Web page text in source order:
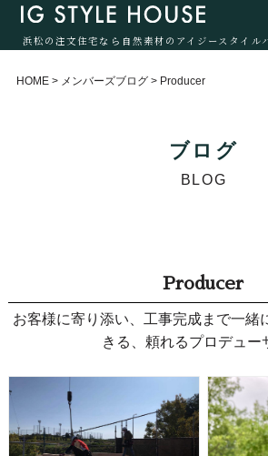
浜松の注文住宅なら自然素材のアイジースタイル
HOME > メンバーズブログ > Producer
ブログ
BLOG
Producer
お客様に寄り添い、工事完成まで一緒
きる、頼れるプロデュー